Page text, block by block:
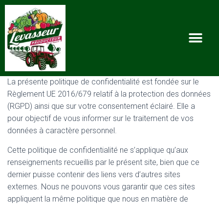
La présente politique de confidentialité est fondée sur le
Règlement UE 2016/679 relatif à la protection des données
(RGPD) ainsi que sur votre consentement éclairé. Elle a
pour objectif de vous informer sur le traitement de vos
données à caractère personnel.
Cette politique de confidentialité ne s’applique qu’aux
renseignements recueillis par le présent site, bien que ce
dernier puisse contenir des liens vers d’autres sites
externes. Nous ne pouvons vous garantir que ces sites
appliquent la même politique que nous en matière de